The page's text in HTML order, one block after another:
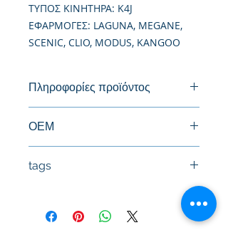
TΥΠΟΣ ΚΙΝΗΤΗΡΑ: K4J
ΕΦΑΡΜΟΓΕΣ: LAGUNA, MEGANE,
SCENIC, CLIO, MODUS, KANGOO
Πληροφορίες προϊόντος
ΟΕΜ
7701471364, 7701472123
tags
#Κυλινδροκεφαλή #Κεφαλάρι
#TPTOPLINE